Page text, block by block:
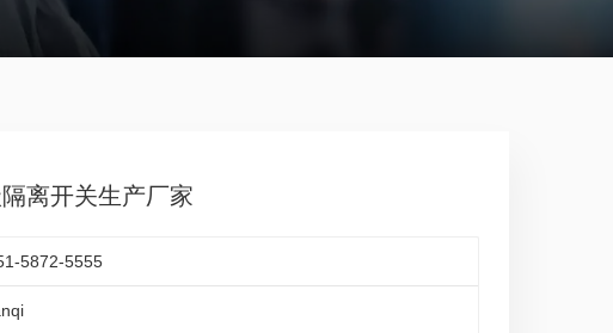
离开关生产厂家
5872-5555